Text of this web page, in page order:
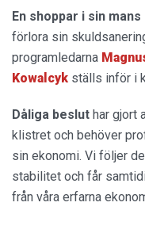
En shoppar i sin mans
förlora sin
programledarna
Kowalcyk ställs inför i
Dåliga beslut har gjort
klistret och behöver
sin ekonomi. Vi följer
stabilitet och får
från våra erfarna